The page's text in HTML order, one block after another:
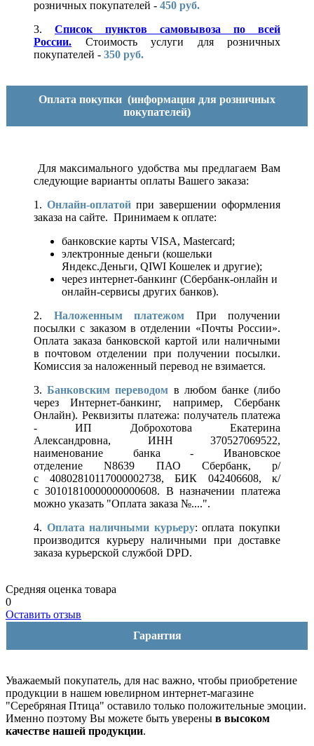
розничных покупателей - 450 руб.
3. Список пунктов самовывоза по всей
России.
Стоимость услуги для розничных
покупателей - 350 руб.
Оплата покупки (информация для розничных
покупателей)
Для максимального удобства мы предлагаем Вам
следующие варианты оплаты Вашего заказа:
1. Онлайн-оплатой при завершении оформления
заказа на сайте. Принимаем к оплате:
банковские карты VISA, Mastercard;
электронные деньги (кошельки
Яндекс.Деньги, QIWI Кошелек и другие);
через интернет-банкинг (Сбербанк-онлайн и
онлайн-сервисы других банков).
2. Наложенным платежом При получении
посылки с заказом в отделении «Почты России».
Оплата заказа банковской картой или наличными
в почтовом отделении при получении посылки.
Комиссия за наложенный перевод не взимается.
3.Банковским переводом в любом банке (либо
через Интернет-банкинг, например, Сбербанк
Онлайн). Реквизиты платежа: получатель платежа
- ИП Доброхотова Екатерина
Александровна, ИНН 370527069522,
наименование банка - Ивановское
отделение N8639 ПАО Сбербанк, р/
с 40802810117000002738, БИК 042406608, к/
с 30101810000000000608. В назначении платежа
можно указать "Оплата заказа №....".
4. Оплата наличными курьеру: оплата покупки
производится курьеру наличными при доставке
заказа курьерской службой DPD.
Средняя оценка товара
0
Оставить отзыв
Гарантия
Уважаемый покупатель, для нас важно, чтобы приобретение
продукции в нашем ювелирном интернет-магазине
"Серебряная Птица" оставило только положительные эмоции.
Именно поэтому Вы можете быть уверены в высоком
качестве нашей продукции.